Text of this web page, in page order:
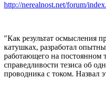
http://nerealnost.net/forum/
"Как результат осмысления
катушках, разработал
работающего на постоянном
справедливости тезиса об
проводника с током.